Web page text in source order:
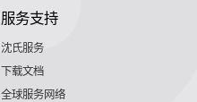
服务支持
沈氏服务
下载文档
全球服务网络